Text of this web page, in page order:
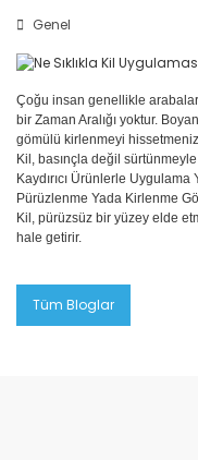
Genel
Çoğu insan genellikle
bir Zaman Aralığı yoktur.
gömülü kirlenmeyi
Kil, basınçla değil
Kaydırıcı Ürünlerle
Pürüzlenme Yada Kirlenme
Kil, pürüzsüz bir yüzey elde
hale getirir.
Tüm Bloglar